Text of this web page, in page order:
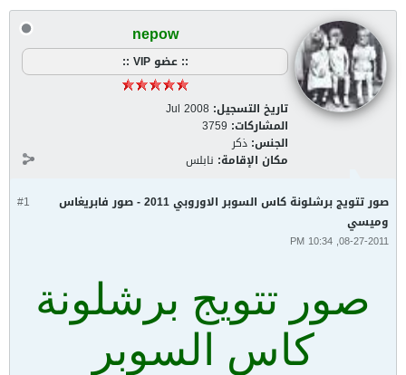
nepow
:: عضو VIP ::
تاريخ التسجيل: Jul 2008
المشاركات: 3759
الجنس: ذكر
مكان الإقامة: نابلس
#1
صور تتويج برشلونة كاس السوبر الاوروبي 2011 - صور فابريغاس
وميسي
08-27-2011, 10:34 PM
صور تتويج برشلونة
كاس السوبر